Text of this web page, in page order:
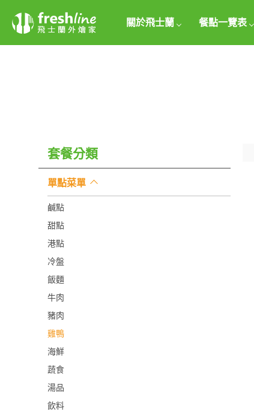
關於飛士蘭 餐點一覽表
套餐分類
單點菜單
鹹點
甜點
港點
冷盤
飯麵
牛肉
豬肉
雞鴨
海鮮
蔬食
湯品
飲料